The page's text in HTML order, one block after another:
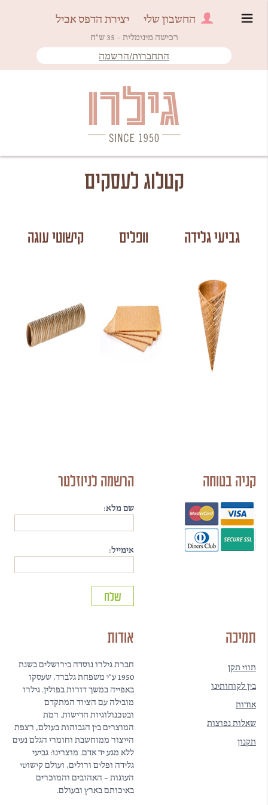
החשבון שלי יצירת הדפס אכיל
רכישה מינימלית – 35 ש"ח
התחברות/הרשמה
גילרו
Since 1950
קטלוג לעסקים
גביעי גלידה וופלים קישוטי עוגה
קניה בטוחה הרשמה לניוזלטר
שם מלא:
אימייל:
תמיכה
תווי תקן
בין לקוחותינו
אודות
שאלות נפוצות
תקנון
אודות
חברת גילרו נוסדה בירושלים בשנת
1950 ע"י משפחת גלברד, שעסקו
באפייה במשך דורות בפולין. גילרו
מובילה עם הציוד המתקדם
ובטכנולוגיות חדישות. רמת
המוצרים בין הגבוהות בעולם, רצפת
הייצור ממוחשבת וחומרי הגלם נעים
ללא מגע יד אדם. מוצרינו: גביעי
גלידה ופלים ורולים, ועולם קישוטי
העוגות – האהובים והמוכרים
באיכותם בארץ ובעולם.